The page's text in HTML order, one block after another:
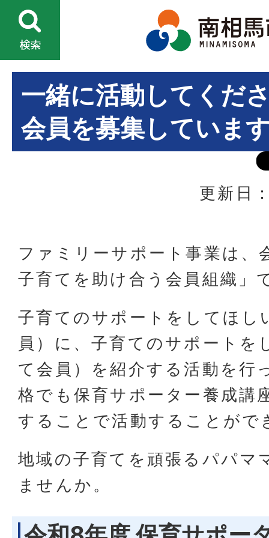
一緒に活動してくだ
会員を募集していま
更新日
ファミリーサポート事業は、
子育てを助け合う会員組織」
子育てのサポートをしてほし
員）に、子育てのサポートを
て会員）を紹介する活動を行
格でも保育サポーター養成講
することで活動することがで
地域の子育てを頑張るパパマ
ませんか。